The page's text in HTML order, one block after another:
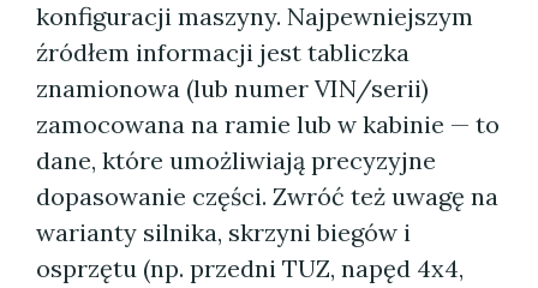
konfiguracji maszyny. Najpewniejszym
źródłem informacji jest tabliczka
znamionowa (lub numer VIN/serii)
zamocowana na ramie lub w kabinie — to
dane, które umożliwiają precyzyjne
dopasowanie części. Zwróć też uwagę na
warianty silnika, skrzyni biegów i
osprzętu (np. przedni TUZ, napęd 4x4,